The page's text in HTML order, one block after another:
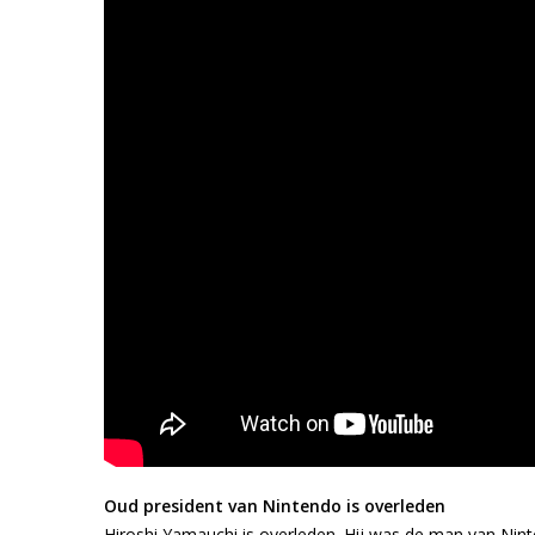
Oud president van Nintendo is overleden